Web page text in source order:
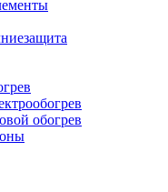
обогрев